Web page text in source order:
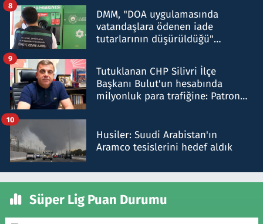
DMM, "DOA uygulamasında
vatandaşlara ödenen iade
tutarlarının düşürüldüğü"
8
Tutuklanan CHP Silivri İlçe
Başkanı Bulut'un hesabında
milyonluk para trafiğine: Patron
9
Husiler: Suudi Arabistan'ın
Aramco tesislerini hedef aldık
10
Süper Lig Puan Durumu